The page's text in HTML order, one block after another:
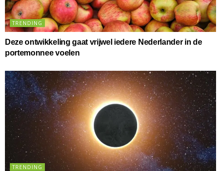
TRENDING
Deze ontwikkeling gaat vrijwel iedere Nederlander in de
portemonnee voelen
TRENDING